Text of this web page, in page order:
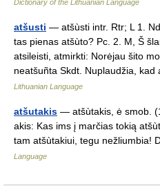
Dictionary of the Lithuanian Language
atšusti — atšùsti intr. Rtr; L 1.
tas pienas atšùto? Pc. 2. M, Š
atsileisti, atmirkti: Norėjau šito
neatšuñta Skdt. Nuplaudžia,
Lithuanian Language
atšutakis — atšùtakis, ė smob.
akis: Kas ims į marčias tokią
tam atšùtakiui, tegu nežliumbia!
Language